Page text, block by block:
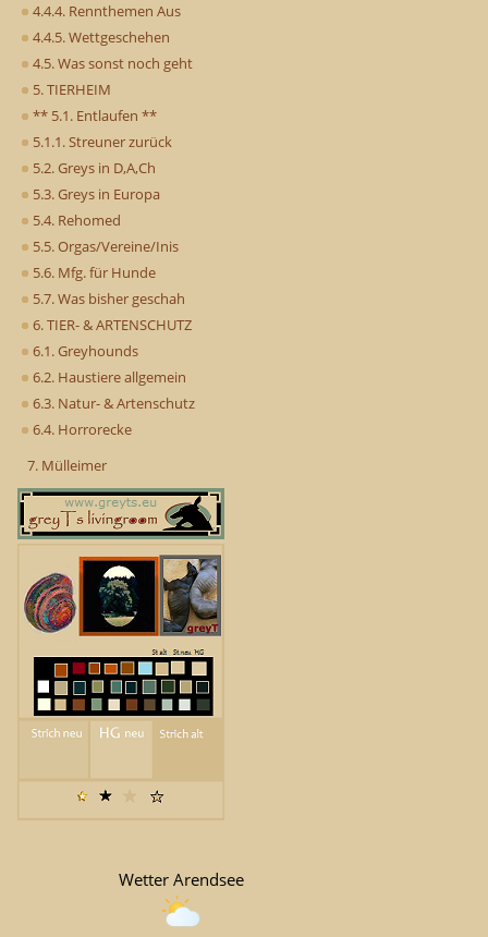
4.4.4. Rennthemen Aus
4.4.5. Wettgeschehen
4.5. Was sonst noch geht
5. TIERHEIM
** 5.1. Entlaufen **
5.1.1. Streuner zurück
5.2. Greys in D,A,Ch
5.3. Greys in Europa
5.4. Rehomed
5.5. Orgas/Vereine/Inis
5.6. Mfg. für Hunde
5.7. Was bisher geschah
6. TIER- & ARTENSCHUTZ
6.1. Greyhounds
6.2. Haustiere allgemein
6.3. Natur- & Artenschutz
6.4. Horrorecke
7. Mülleimer
Wetter Arendsee